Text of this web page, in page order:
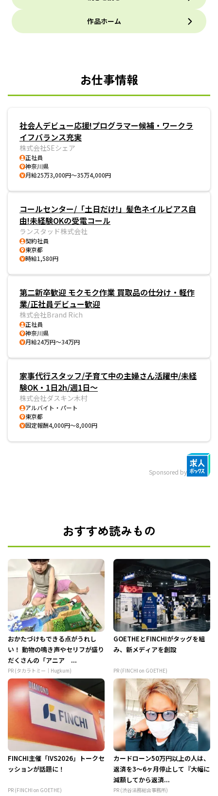
作品ホーム
お仕事情報
社会人デビュー応援!プログラマー候補・ワークラ
イフバランス充実
株式会社SEシェア
正社員
神奈川県
月給25万3,000円～35万4,000円
コールセンター/「土日だけ!」髪色ネイルピアス自
由!未経験OKの受電コール
ランスタッド株式会社
契約社員
東京都
時給1,580円
第二新卒歓迎 モクモク作業 買取品の仕分け・軽作
業/正社員デビュー歓迎
株式会社Brand Rich
正社員
神奈川県
月給24万円～34万円
家事代行スタッフ/子育て中の主婦さん活躍中/未経
験OK・1日2h/週1日〜
株式会社ダスキン木村
アルバイト・パート
東京都
固定報酬4,000円～8,000円
Sponsored by
おすすめ読みもの
おかたづけもできる点がうれし
い！ 動物の鳴き声やセリフが盛り
だくさんの「アニア ...
PR (タカラトミー｜Hugkum)
GOETHEとFINCHIがタッグを組
み、新メディアを創設
PR (FINCHI on GOETHE)
FINCHI主催「IVS2026」トークセ
ッションが話題に！
PR (FINCHI on GOETHE)
カードローン50万円以上の人は、
返済を3～6ヶ月停止して『大幅に
減額してから返済...
PR (渋谷法務総合事務所)